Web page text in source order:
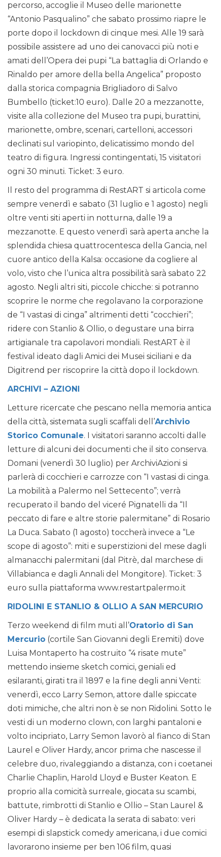
percorso, accoglie il Museo delle marionette
“Antonio Pasqualino” che sabato prossimo riapre le
porte dopo il lockdown di cinque mesi. Alle 19 sarà
possibile assistere ad uno dei canovacci più noti e
amati dell’Opera dei pupi “La battaglia di Orlando e
Rinaldo per amore della bella Angelica” proposto
dalla storica compagnia Brigliadoro di Salvo
Bumbello (ticket:10 euro). Dalle 20 a mezzanotte,
visite alla collezione del Museo tra pupi, burattini,
marionette, ombre, scenari, cartelloni, accessori
declinati sul variopinto, delicatissimo mondo del
teatro di figura. Ingressi contingentati, 15 visitatori
ogni 30 minuti. Ticket: 3 euro.
Il resto del programma di RestART si articola come
sempre venerdì e sabato (31 luglio e 1 agosto) negli
oltre venti siti aperti in notturna, dalle 19 a
mezzanotte. E questo venerdì sarà aperta anche la
splendida chiesa quattrocentesca della Gancia, nel
cuore antico della Kalsa: occasione da cogliere al
volo, visto che l’unica altra possibilità sarà sabato 22
agosto. Negli altri siti, piccole chicche: si potranno
scoprire le norme che regolavano la corporazione
de “I vastasi di cinga” altrimenti detti “cocchieri”;
ridere con Stanlio & Ollio, o degustare una birra
artigianale tra capolavori mondiali. RestART è il
festival ideato dagli Amici dei Musei siciliani e da
Digitrend per riscoprire la città dopo il lockdown.
ARCHIVI – AZIONI
Letture ricercate che pescano nella memoria antica
della città, sistemata sugli scaffali dell’Archivio
Storico Comunale. I visitatori saranno accolti dalle
letture di alcuni dei documenti che il sito conserva.
Domani (venerdì 30 luglio) per ArchiviAzioni si
parlerà di cocchieri e carrozze con “I vastasi di cinga.
La mobilità a Palermo nel Settecento”; verrà
recuperato il bando del viceré Pignatelli da “Il
peccato di fare e altre storie palermitane” di Rosario
La Duca. Sabato (1 agosto) toccherà invece a “Le
scope di agosto”: miti e superstizioni del mese dagli
almanacchi palermitani (dal Pitrè, dal marchese di
Villabianca e dagli Annali del Mongitore). Ticket: 3
euro sulla piattaforma www.restartpalermo.it
RIDOLINI E STANLIO & OLLIO A SAN MERCURIO
Terzo weekend di film muti all’Oratorio di San
Mercurio (cortile San Giovanni degli Eremiti) dove
Luisa Montaperto ha costruito “4 risate mute”
mettendo insieme sketch comici, geniali ed
esilaranti, girati tra il 1897 e la fine degli anni Venti:
venerdì, ecco Larry Semon, attore dalle spiccate
doti mimiche, che altri non è se non Ridolini. Sotto le
vesti di un moderno clown, con larghi pantaloni e
volto incipriato, Larry Semon lavorò al fianco di Stan
Laurel e Oliver Hardy, ancor prima che nascesse il
celebre duo, rivaleggiando a distanza, con i coetanei
Charlie Chaplin, Harold Lloyd e Buster Keaton. E
proprio alla comicità surreale, giocata su scambi,
battute, rimbrotti di Stanlio e Ollio – Stan Laurel &
Oliver Hardy – è dedicata la serata di sabato: veri
esempi di slapstick comedy americana, i due comici
lavorarono insieme per ben 106 film, quasi